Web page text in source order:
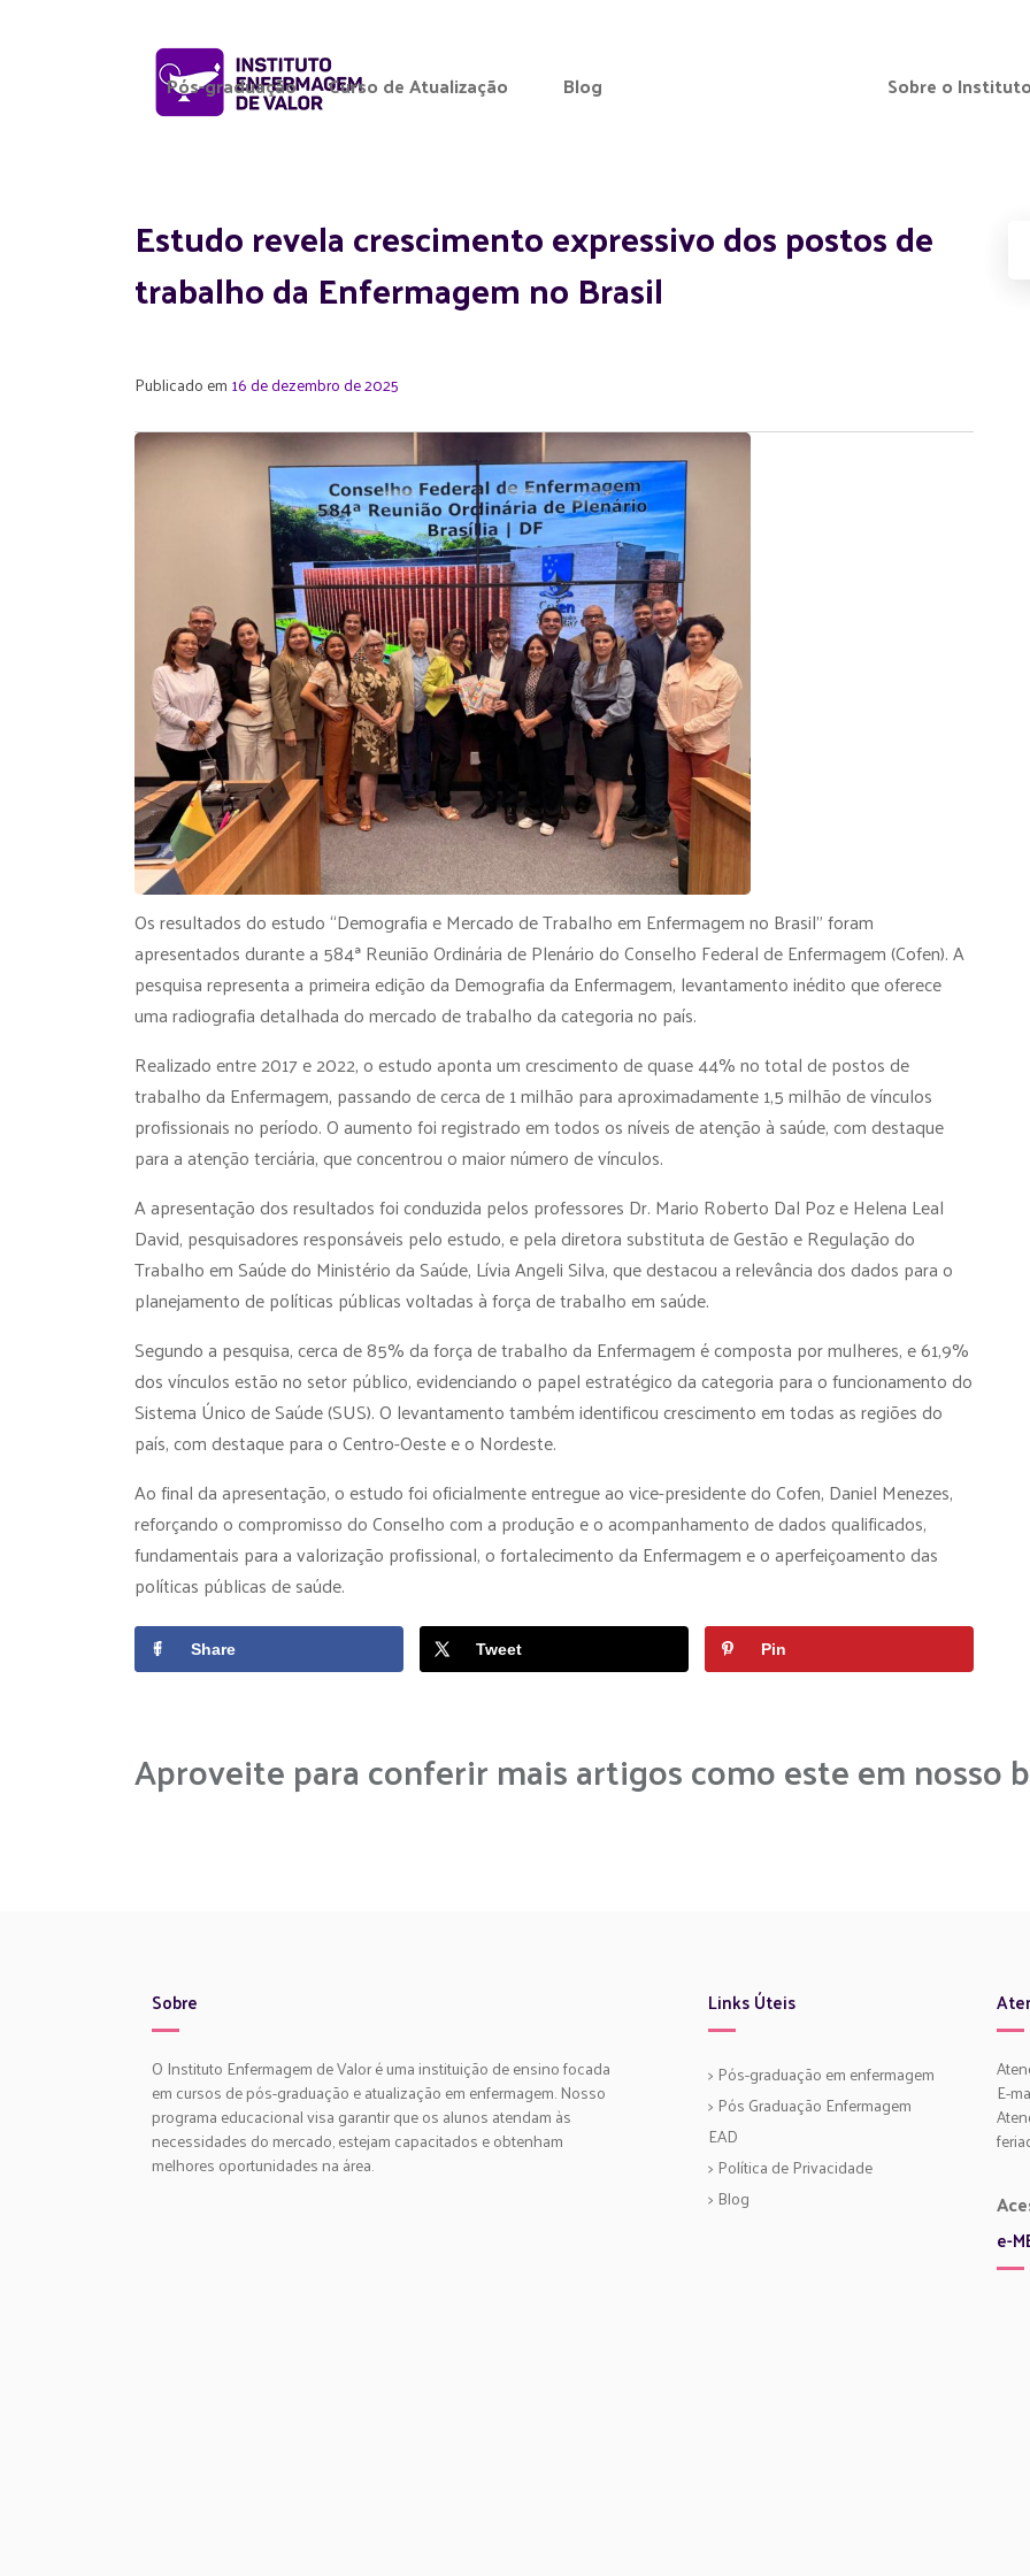
Pós-graduação Curso de Atualização Blog Sobre o Instituto
Estudo revela crescimento expressivo dos postos de
trabalho da Enfermagem no Brasil
Publicado em 16 de dezembro de 2025
Os resultados do estudo “Demografia e Mercado de Trabalho em Enfermagem no Brasil” foram
apresentados durante a 584ª Reunião Ordinária de Plenário do Conselho Federal de Enfermagem (Cofen). A
pesquisa representa a primeira edição da Demografia da Enfermagem, levantamento inédito que oferece
uma radiografia detalhada do mercado de trabalho da categoria no país.
Realizado entre 2017 e 2022, o estudo aponta um crescimento de quase 44% no total de postos de
trabalho da Enfermagem, passando de cerca de 1 milhão para aproximadamente 1,5 milhão de vínculos
profissionais no período. O aumento foi registrado em todos os níveis de atenção à saúde, com destaque
para a atenção terciária, que concentrou o maior número de vínculos.
A apresentação dos resultados foi conduzida pelos professores Dr. Mario Roberto Dal Poz e Helena Leal
David, pesquisadores responsáveis pelo estudo, e pela diretora substituta de Gestão e Regulação do
Trabalho em Saúde do Ministério da Saúde, Lívia Angeli Silva, que destacou a relevância dos dados para o
planejamento de políticas públicas voltadas à força de trabalho em saúde.
Segundo a pesquisa, cerca de 85% da força de trabalho da Enfermagem é composta por mulheres, e 61,9%
dos vínculos estão no setor público, evidenciando o papel estratégico da categoria para o funcionamento do
Sistema Único de Saúde (SUS). O levantamento também identificou crescimento em todas as regiões do
país, com destaque para o Centro-Oeste e o Nordeste.
Ao final da apresentação, o estudo foi oficialmente entregue ao vice-presidente do Cofen, Daniel Menezes,
reforçando o compromisso do Conselho com a produção e o acompanhamento de dados qualificados,
fundamentais para a valorização profissional, o fortalecimento da Enfermagem e o aperfeiçoamento das
políticas públicas de saúde.
Share Tweet Pin
Aproveite para conferir mais artigos como este em nosso
Sobre
O Instituto Enfermagem de Valor é uma instituição de ensino focada
em cursos de pós-graduação e atualização em enfermagem. Nosso
programa educacional visa garantir que os alunos atendam às
necessidades do mercado, estejam capacitados e obtenham
melhores oportunidades na área.
Links Úteis
> Pós-graduação em enfermagem
> Pós Graduação Enfermagem
EAD
> Política de Privacidade
> Blog
E-
e-